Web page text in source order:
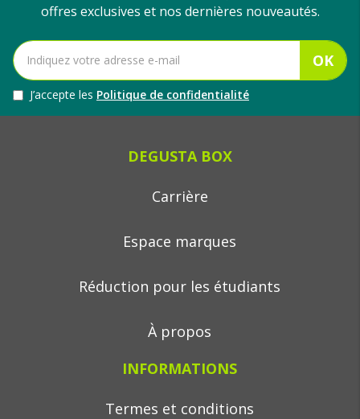
offres exclusives et nos dernières nouveautés.
OK
J’accepte les Politique de confidentialité
DEGUSTA BOX
Carrière
Espace marques
Réduction pour les étudiants
À propos
INFORMATIONS
Termes et conditions